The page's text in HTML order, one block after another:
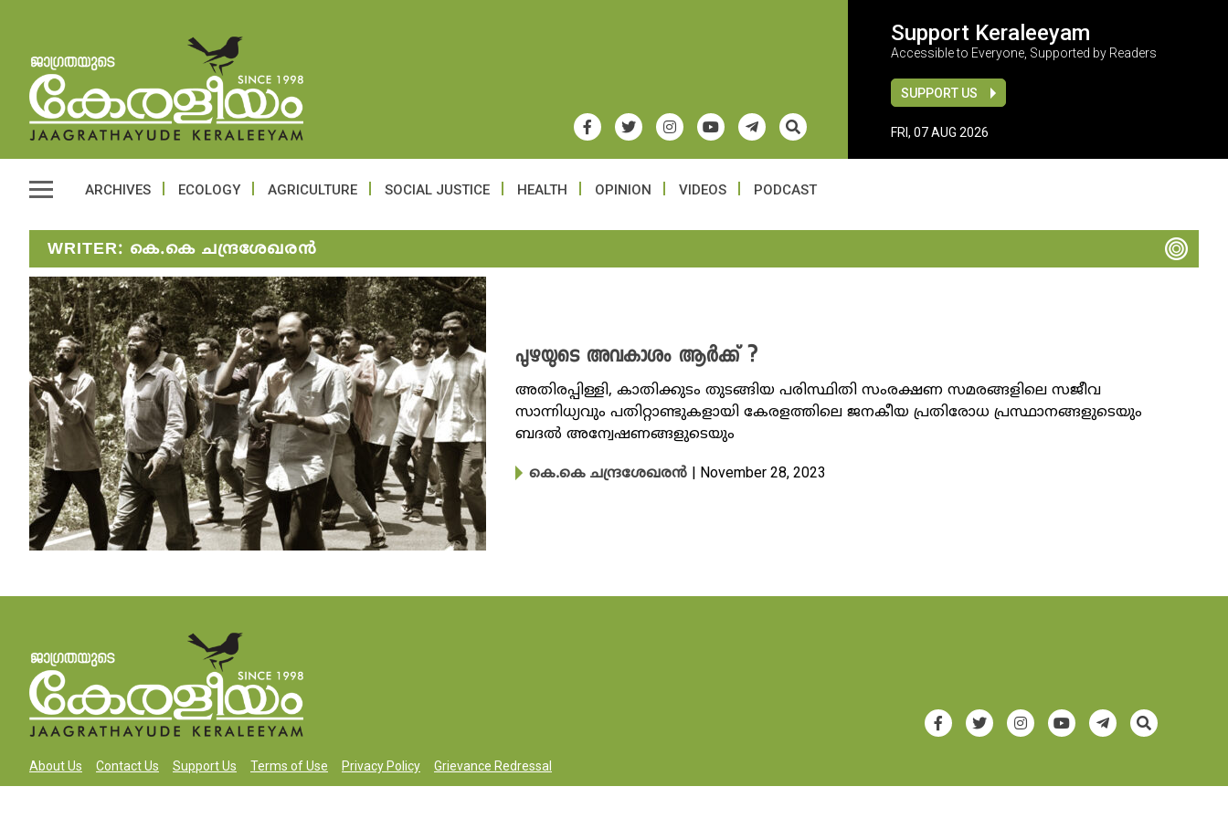
Support Keraleeyam
Accessible to Everyone, Supported by Readers
SUPPORT US
FRI, 07 AUG 2026
ARCHIVES ECOLOGY AGRICULTURE SOCIAL JUSTICE HEALTH OPINION VIDEOS PODCAST
WRITER: കെ.കെ ചന്ദ്രശേഖരൻ
പുഴയുടെ അവകാശം ആർക്ക് ?
അതിരപ്പിള്ളി, കാതിക്കുടം തുടങ്ങിയ പരിസ്ഥിതി സംരക്ഷണ സമരങ്ങളിലെ സജീവ
സാന്നിധ്യവും പതിറ്റാണ്ടുകളായി കേരളത്തിലെ ജനകീയ പ്രതിരോധ പ്രസ്ഥാനങ്ങളുടെയും
ബദൽ അന്വേഷണങ്ങളുടെയും
കെ.കെ ചന്ദ്രശേഖരൻ | November 28, 2023
About Us Contact Us Support Us Terms of Use Privacy Policy Grievance Redressal